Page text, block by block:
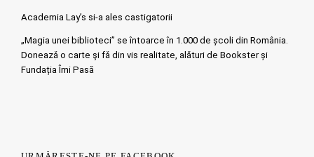
Academia Lay’s si-a ales castigatorii
„Magia unei biblioteci” se întoarce în 1.000 de școli din România.
Doneazǎ o carte şi fǎ din vis realitate, alături de Bookster și
Fundația Îmi Pasă